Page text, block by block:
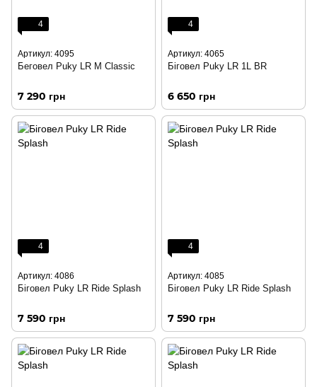
4
Артикул: 4095
Беговел Puky LR M Classic
7 290 грн
4
Артикул: 4065
Біговел Puky LR 1L BR
6 650 грн
4
Артикул: 4086
Біговел Puky LR Ride Splash
7 590 грн
4
Артикул: 4085
Біговел Puky LR Ride Splash
7 590 грн